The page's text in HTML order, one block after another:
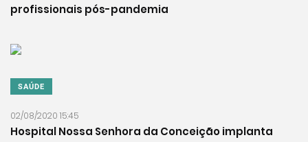
profissionais pós-pandemia
SAÚDE
02/08/2020 15:45
Hospital Nossa Senhora da Conceição implanta